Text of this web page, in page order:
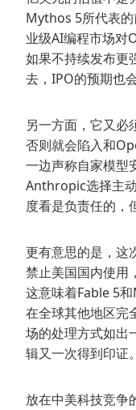
Mythos 5所代表
业级AI编程市场对
如果不持续发布更
去，IPO的预期也
另一方面，它又必
否则就会陷入和
一边声称自家模型
Anthropic选择主
度看是负责任的，
更有意思的是，这
禁止美国国内使用
这意味着Fable 5
在全球其他地区完
场的处理方式如出
辑又一次得到印证。
放在中美科技竞